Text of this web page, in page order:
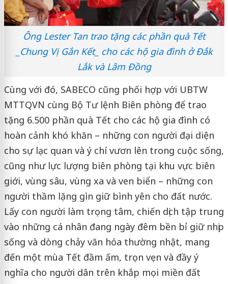
Ông Lester Tan trao tặng các phần quà Tết
_Chung Vị Gắn Kết_ cho các hộ gia đình ở Đắk
Lắk và Lâm Đồng
Cùng với đó, SABECO cũng phối hợp với UBTW
MTTQVN cùng Bộ Tư lệnh Biên phòng để trao
tặng 6.500 phần quà Tết cho các hộ gia đình có
hoàn cảnh khó khăn – những con người đại diện
cho sự lạc quan và ý chí vươn lên trong cuộc sống,
cũng như lực lượng biên phòng tại khu vực biên
giới, vùng sâu, vùng xa và ven biển – những con
người thầm lặng gìn giữ bình yên cho đất nước.
Lấy con người làm trọng tâm, chiến dịch tập trung
vào những cá nhân đang ngày đêm bền bỉ giữ nhịp
sống và dòng chảy văn hóa thường nhật, mang
đến một mùa Tết đầm ấm, trọn vẹn và đầy ý
nghĩa cho người dân trên khắp mọi miền đất